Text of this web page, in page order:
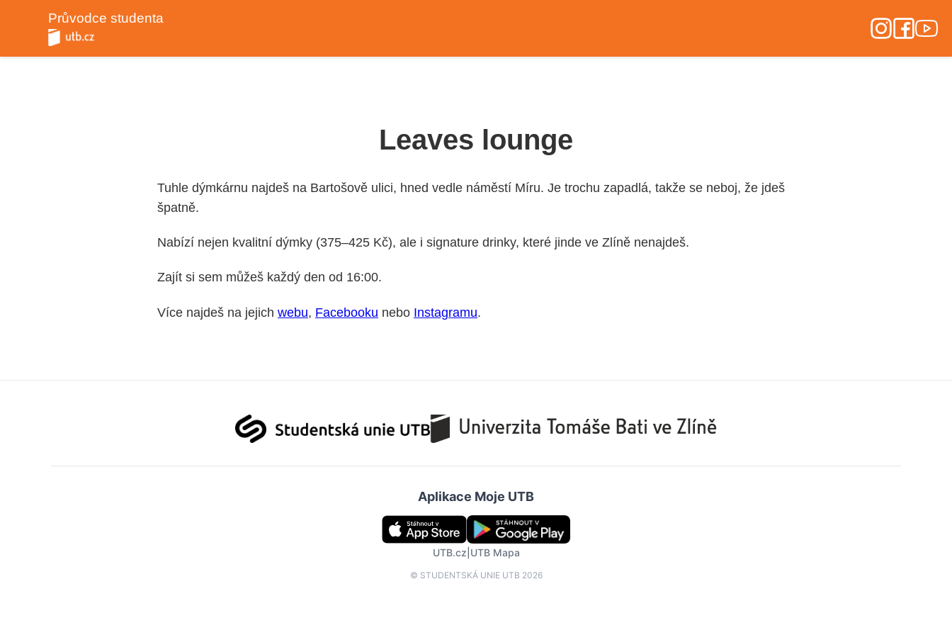
Průvodce studenta
Leaves lounge
Tuhle dýmkárnu najdeš na Bartošově ulici, hned vedle náměstí Míru. Je trochu zapadlá, takže se neboj, že jdeš
špatně.
Nabízí nejen kvalitní dýmky (375–425 Kč), ale i signature drinky, které jinde ve Zlíně nenajdeš.
Zajít si sem můžeš každý den od 16:00.
Více najdeš na jejich webu, Facebooku nebo Instagramu.
Aplikace Moje UTB
UTB.cz UTB Mapa
© STUDENTSKÁ UNIE UTB 2026